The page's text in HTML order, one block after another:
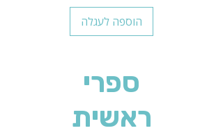
הוספה לעגלה
ספרי
ראשית